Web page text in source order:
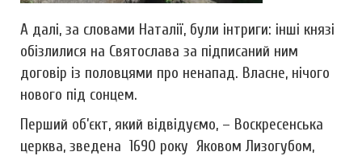
А далі, за словами Наталії, були інтриги: інші князі
обізлилися на Святослава за підписаний ним
договір із половцями про ненапад. Власне, нічого
нового під сонцем.
Перший об’єкт, який відвідуємо, – Воскресенська
церква, зведена 1690 року Яковом Лизогубом,